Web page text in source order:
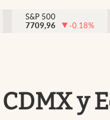
S&P 500
7709,96
-0.18%
y